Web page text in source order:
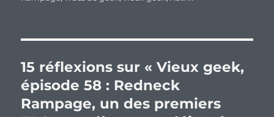
15 réflexions sur « Vieux geek,
épisode 58 : Redneck
Rampage, un des premiers